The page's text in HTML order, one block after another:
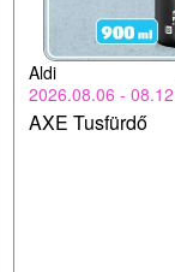
Aldi
2026.08.06 - 08.12
AXE Tusfürdő